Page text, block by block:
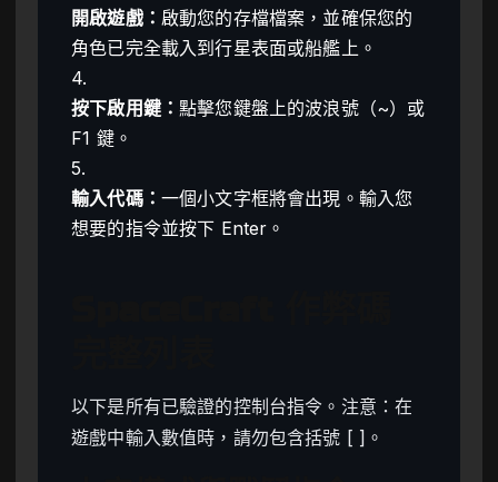
開啟遊戲： 啟動您的存檔檔案，並確保您的
角色已完全載入到行星表面或船艦上。
4.
按下啟用鍵：點擊您鍵盤上的波浪號（~）或
F1 鍵。
5.
輸入代碼： 一個小文字框將會出現。輸入您
想要的指令並按下 Enter。
以下是所有已驗證的控制台指令。注意：在
遊戲中輸入數值時，請勿包含括號 [ ]。